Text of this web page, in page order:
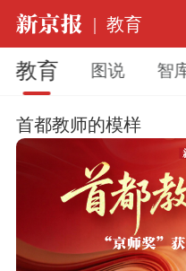
| 教育
教育 图说 智
首都教师的模样